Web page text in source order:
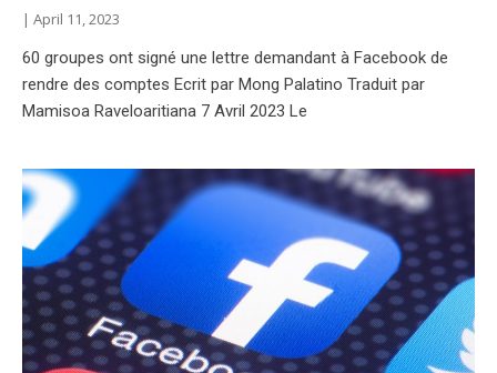
April 11, 2023
60 groupes ont signé une lettre demandant à Facebook de
rendre des comptes Ecrit par Mong Palatino Traduit par
Mamisoa Raveloaritiana 7 Avril 2023 Le